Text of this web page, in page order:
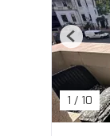
1 / 10